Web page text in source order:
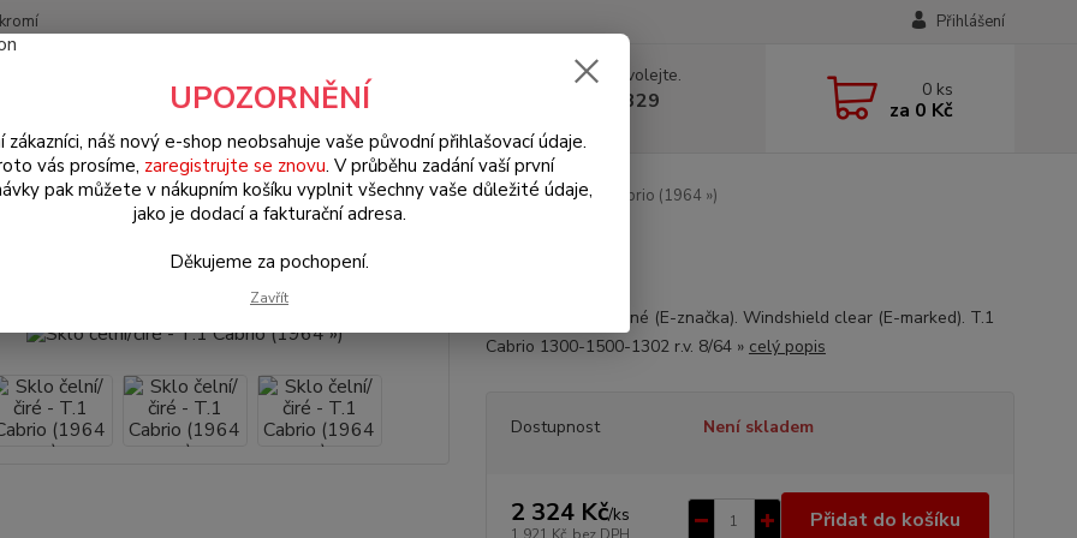
Přihlášení
Hledat
Nevíte si rady? Zavolejte.
+420 602 330 329 0 ks
za 0 Kč
Brouk/Cabrio Typ 1 Okna & těsnění (Window & seals) Sklo čelní/čiré - T.1 Cabrio (1964 »)
čelní/čiré - T.1 Cabrio (1964 »)
Čiré čelní sklo lepené (E-značka). Windshield clear (E-marked). T.1
Cabrio 1300-1500-1302 r.v. 8/64 » celý popis
Dostupnost Není skladem
2 324 Kč/ks
1 921 Kč bez DPH
Přidat do košíku
UPOZORNĚNÍ
zákazníci, náš nový e-shop neobsahuje vaše původní přihlašovací údaje.
vás prosíme, zaregistrujte se znovu. V průběhu zadání vaší první
pak můžete v nákupním košíku vyplnit všechny vaše důležité údaje,
jako je dodací a fakturační adresa.
Děkujeme za pochopení.
Zavřít